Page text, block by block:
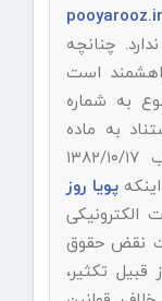
چنانچه
است
به شماره
به ماده
۷۴ قانون تجارت الکترونیک مصوب ۱۳۸۲/۱۰/۱۷
پویا روز
الکترونیکی
نقض حقوق
تکثیر،